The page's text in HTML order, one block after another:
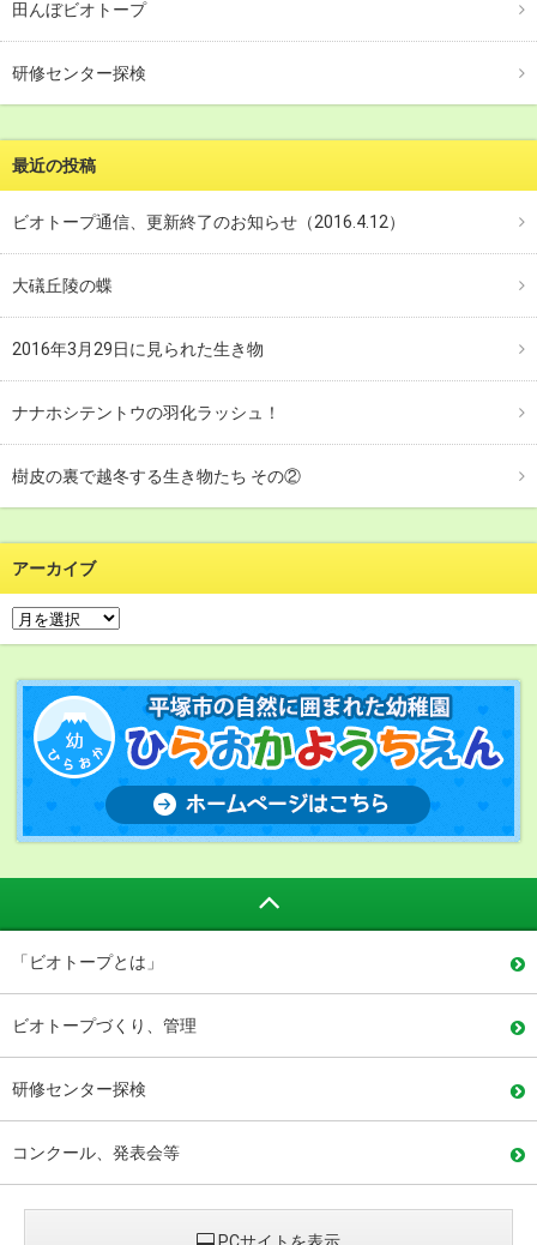
田んぼビオトープ
研修センター探検
最近の投稿
ビオトープ通信、更新終了のお知らせ（2016.4.12）
大礒丘陵の蝶
2016年3月29日に見られた生き物
ナナホシテントウの羽化ラッシュ！
樹皮の裏で越冬する生き物たち その②
アーカイブ
「ビオトープとは」
ビオトープづくり、管理
研修センター探検
コンクール、発表会等
PCサイトを表示